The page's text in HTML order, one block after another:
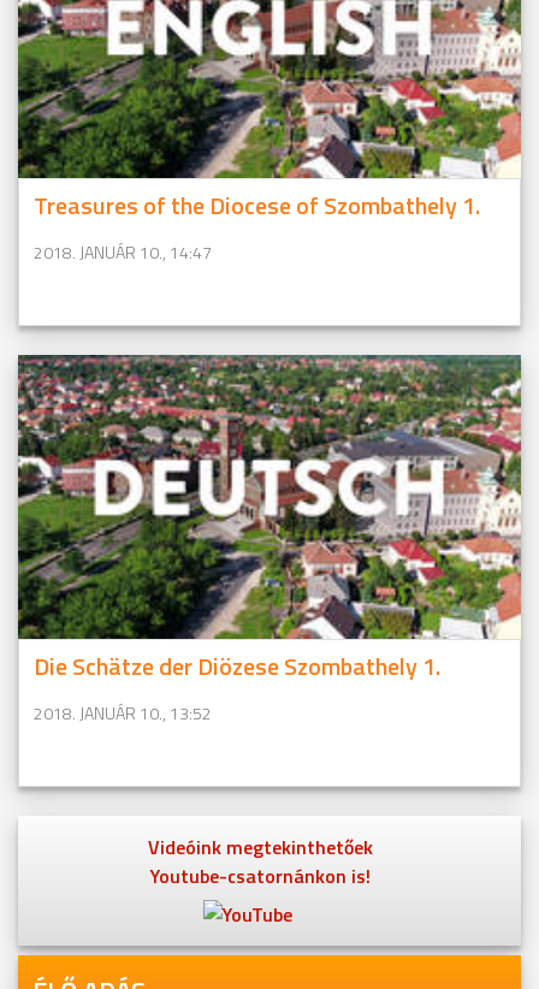
Treasures of the Diocese of Szombathely 1.
2018. JANUÁR 10., 14:47
Die Schätze der Diözese Szombathely 1.
2018. JANUÁR 10., 13:52
Videóink megtekinthetőek
Youtube-csatornánkon is!